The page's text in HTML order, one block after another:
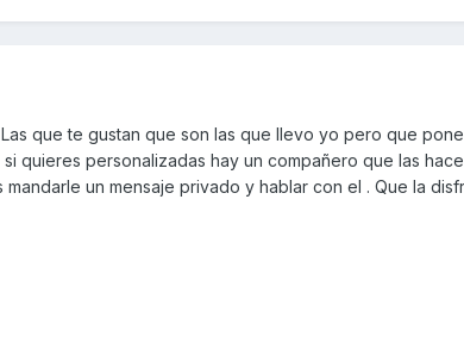
que te gustan que son las que llevo yo pero que
quieres personalizadas hay un compañero que las
un mensaje privado y hablar con el . Que la